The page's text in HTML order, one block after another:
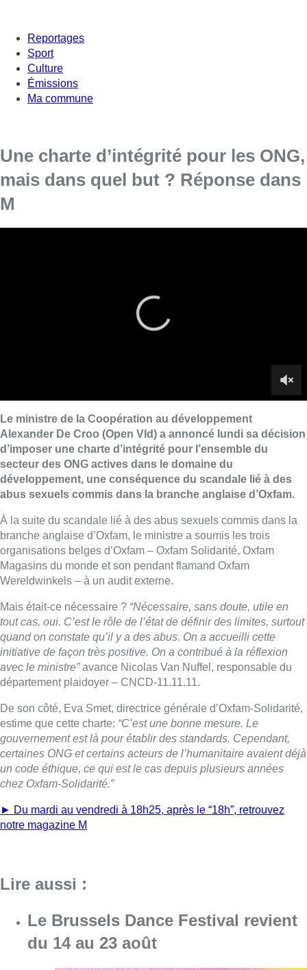
Reportages
Sport
Culture
Émissions
Ma commune
Une charte d’intégrité pour les ONG,
mais dans quel but ? Réponse dans
M
développement, une conséquence du scandale lié à des
abus sexuels commis dans la branche anglaise d’Oxfam.
organisations belges d’Oxfam – Oxfam Solidarité, Oxfam
Mais était-ce nécessaire ?“Nécessaire, sans doute, utile en
tout cas, oui. C’est le rôle de l’état de définir des limites, surtout
quand on constate qu’il y a des abus. On a accueilli cette
initiative de façon très positive. On a contribué à la réflexion
avec le ministre”avance Nicolas Van Nuffel, responsable du
département plaidoyer – CNCD-11.11.11.
De son côté, Eva Smet, directrice générale d’Oxfam-Solidarité,
estime que cette charte:“C’est une bonne mesure. Le
gouvernement est là pour établir des standards. Cependant,
certaines ONG et certains acteurs de l’humanitaire avaient déjà
un code éthique, ce qui est le cas depuis plusieurs années
chez Oxfam-Solidarité.”
► Du mardi au vendredi à 18h25, après le “18h”, retrouvez
notre magazine M
Lire aussi :
Le Brussels Dance Festival revient
du 14 au 23 août